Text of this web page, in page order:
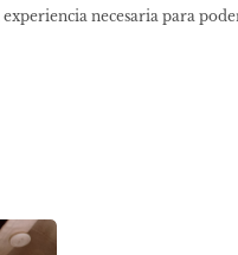
necesaria para